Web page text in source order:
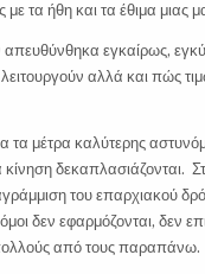
τα ήθη και τα έθιμα μιας
απευθύνθηκα εγκαίρως,
αλλά και πώς
τα μέτρα καλύτερης
δεκαπλασιάζονται.
του επαρχιακού
δεν εφαρμόζονται, δεν
από τους παραπάνω.